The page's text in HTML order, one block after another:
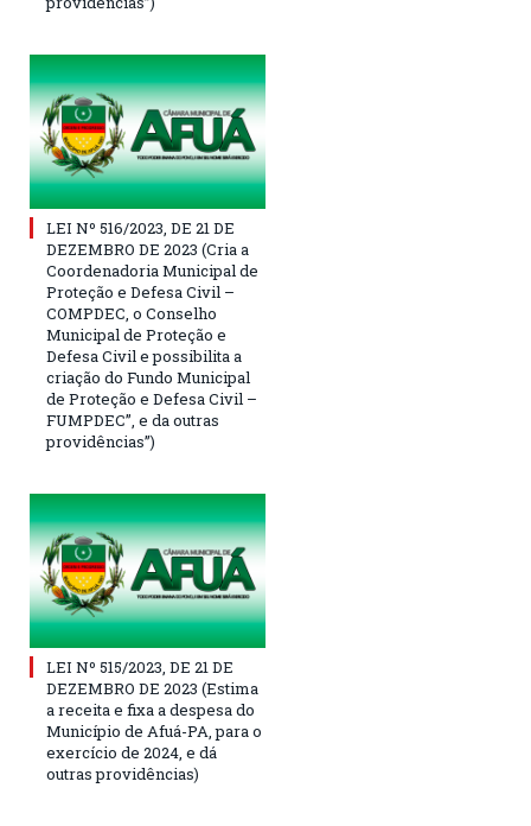
LEI Nº 516/2023, DE 21 DE
DEZEMBRO DE 2023 (Cria a
Coordenadoria Municipal de
Proteção e Defesa Civil –
COMPDEC, o Conselho
Municipal de Proteção e
Defesa Civil e possibilita a
criação do Fundo Municipal
de Proteção e Defesa Civil –
FUMPDEC”, e da outras
providências”)
LEI Nº 515/2023, DE 21 DE
DEZEMBRO DE 2023 (Estima
a receita e fixa a despesa do
Município de Afuá-PA, para o
exercício de 2024, e dá
outras providências)